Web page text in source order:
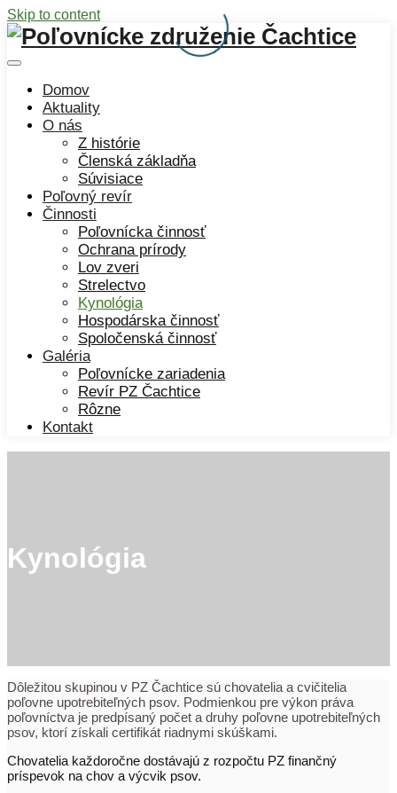
Skip to content
Domov
Aktuality
O nás
Z histórie
Členská základňa
Súvisiace
Poľovný revír
Činnosti
Poľovnícka činnosť
Ochrana prírody
Lov zveri
Strelectvo
Kynológia
Hospodárska činnosť
Spoločenská činnosť
Galéria
Poľovnícke zariadenia
Revír PZ Čachtice
Rôzne
Kontakt
Kynológia
Dôležitou skupinou v PZ Čachtice sú chovatelia a cvičitelia
poľovne upotrebiteľných psov. Podmienkou pre výkon práva
poľovníctva je predpísaný počet a druhy poľovne upotrebiteľných
psov, ktorí získali certifikát riadnymi skúškami.
Chovatelia každoročne dostávajú z rozpočtu PZ finančný
príspevok na chov a výcvik psov.